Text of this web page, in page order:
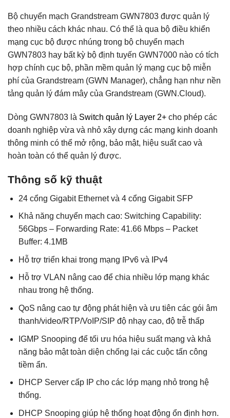
Bộ chuyển mạch Grandstream GWN7803 được quản lý
theo nhiều cách khác nhau. Có thể là qua bộ điều khiển
mạng cục bộ được nhúng trong bộ chuyển mạch
GWN7803 hay bất kỳ bộ định tuyến GWN7000 nào có tích
hợp chính cục bộ, phần mềm quản lý mạng cục bộ miễn
phí của Grandstream (GWN Manager), chẳng hạn như nền
tảng quản lý đám mây của Grandstream (GWN.Cloud).
Dòng GWN7803 là Switch quản lý Layer 2+ cho phép các
doanh nghiệp vừa và nhỏ xây dựng các mạng kinh doanh
thông minh có thể mở rộng, bảo mật, hiệu suất cao và
hoàn toàn có thể quản lý được.
Thông số kỹ thuật
24 cổng Gigabit Ethernet và 4 cổng Gigabit SFP
Khả năng chuyển mạch cao: Switching Capability:
56Gbps – Forwarding Rate: 41.66 Mbps – Packet
Buffer: 4.1MB
Hỗ trợ triển khai trong mạng IPv6 và IPv4
Hỗ trợ VLAN nâng cao để chia nhiều lớp mạng khác
nhau trong hệ thống.
QoS nâng cao tự động phát hiện và ưu tiên các gói âm
thanh/video/RTP/VoIP/SIP độ nhạy cao, độ trễ thấp
IGMP Snooping để tối ưu hóa hiệu suất mạng và khả
năng bảo mật toàn diện chống lại các cuộc tấn công
tiềm ẩn.
DHCP Server cấp IP cho các lớp mạng nhỏ trong hệ
thống.
DHCP Snooping giúp hệ thống hoạt động ổn định hơn.